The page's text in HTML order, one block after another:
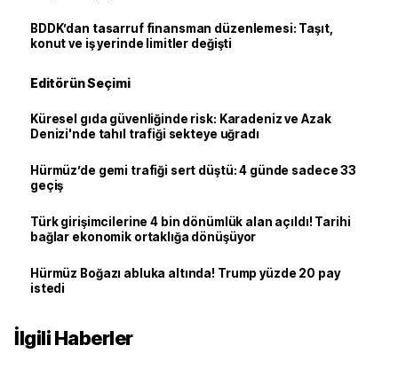
BDDK’dan tasarruf finansman düzenlemesi: Taşıt,
konut ve iş yerinde limitler değişti
Editörün Seçimi
Küresel gıda güvenliğinde risk: Karadeniz ve Azak
Denizi'nde tahıl trafiği sekteye uğradı
Hürmüz’de gemi trafiği sert düştü: 4 günde sadece 33
geçiş
Türk girişimcilerine 4 bin dönümlük alan açıldı! Tarihi
bağlar ekonomik ortaklığa dönüşüyor
Hürmüz Boğazı abluka altında! Trump yüzde 20 pay
istedi
İlgili Haberler